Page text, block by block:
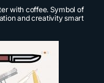
with coffee. Symbol of
and creativity smart